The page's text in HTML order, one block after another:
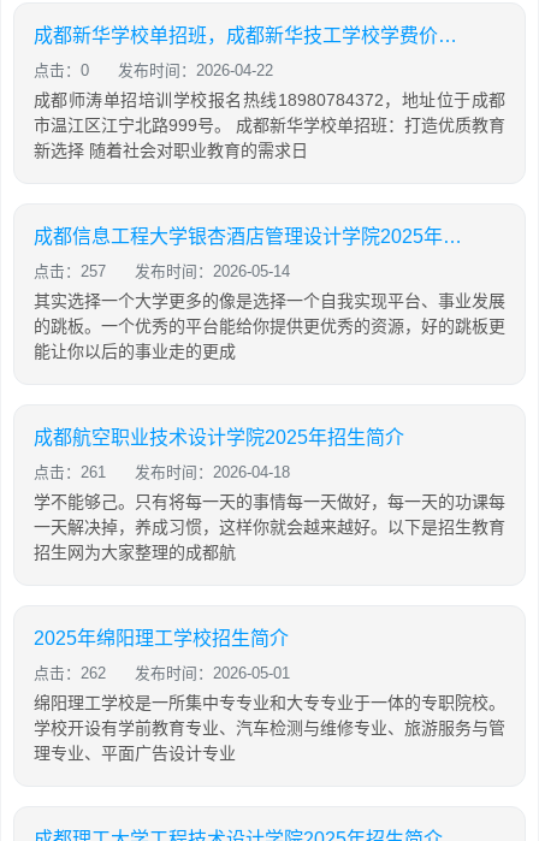
成都新华学校单招班，成都新华技工学校学费价格表
点击：0 发布时间：2026-04-22
成都师涛单招培训学校报名热线18980784372，地址位于成都
市温江区江宁北路999号。 成都新华学校单招班：打造优质教育
新选择 随着社会对职业教育的需求日
成都信息工程大学银杏酒店管理设计学院2025年招生简介
点击：257 发布时间：2026-05-14
其实选择一个大学更多的像是选择一个自我实现平台、事业发展
的跳板。一个优秀的平台能给你提供更优秀的资源，好的跳板更
能让你以后的事业走的更成
成都航空职业技术设计学院2025年招生简介
点击：261 发布时间：2026-04-18
学不能够己。只有将每一天的事情每一天做好，每一天的功课每
一天解决掉，养成习惯，这样你就会越来越好。以下是招生教育
招生网为大家整理的成都航
2025年绵阳理工学校招生简介
点击：262 发布时间：2026-05-01
绵阳理工学校是一所集中专专业和大专专业于一体的专职院校。
学校开设有学前教育专业、汽车检测与维修专业、旅游服务与管
理专业、平面广告设计专业